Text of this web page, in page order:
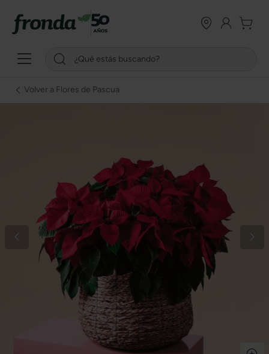
Volver a Flores de Pascua